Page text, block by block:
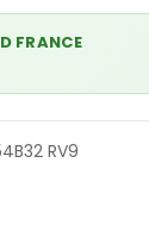
FRANCE
RV9